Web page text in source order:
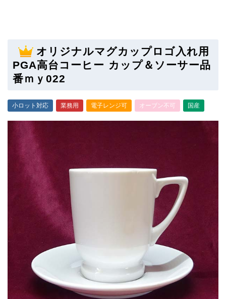
オリジナルマグカップロゴ入れ用
PGA高台コーヒー カップ＆ソーサー品
番ｍｙ022
小ロット対応 業務用 電子レンジ可 オーブン不可 国産